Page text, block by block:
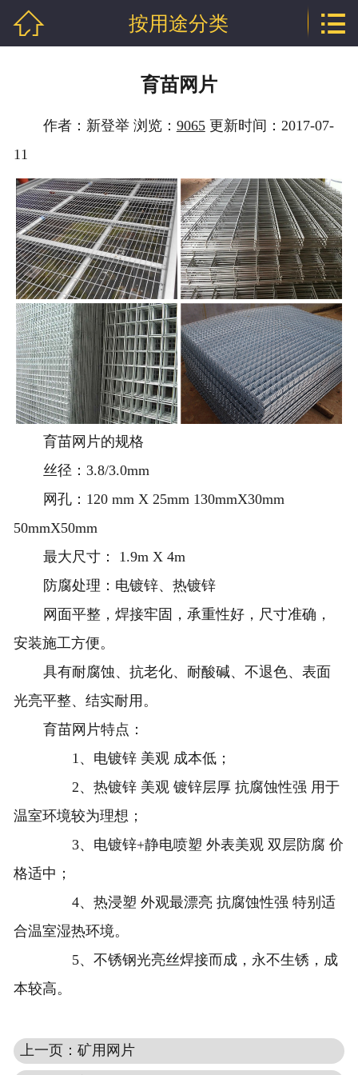
技术支持
厂房相册
工程案例
联系我们
地区分站
 按用途分类 
育苗网片
作者：新登举 浏览： 9065更新时间：2017-07-
11
育苗网片的规格
丝径：3.8/3.0mm
网孔：120 mm X 25mm 130mmX30mm
50mmX50mm
最大尺寸： 1.9m X 4m
防腐处理：电镀锌、热镀锌
网面平整，焊接牢固，承重性好，尺寸准确，
安装施工方便。
具有耐腐蚀、抗老化、耐酸碱、不退色、表面
光亮平整、结实耐用。
育苗网片特点：
1、电镀锌 美观 成本低；
2、热镀锌 美观 镀锌层厚 抗腐蚀性强 用于
温室环境较为理想；
3、电镀锌+静电喷塑 外表美观 双层防腐 价
格适中；
4、热浸塑 外观最漂亮 抗腐蚀性强 特别适
合温室湿热环境。
5、不锈钢光亮丝焊接而成，永不生锈，成
本较高。
上一页：矿用网片